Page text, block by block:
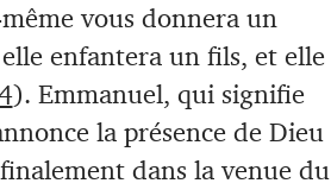
vous donnera un
enfantera un fils, et elle
). Emmanuel, qui signifie
la présence de Dieu
dans la venue du